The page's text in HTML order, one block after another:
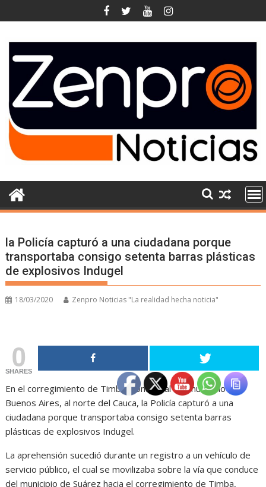
to
la Policía capturó a una ciudadana porque
transportaba consigo setenta barras plásticas
de explosivos Indugel
18/03/2020 Zenpro Noticias "La realidad hecha noticia"
0
SHARES
En el corregimiento de Timba, zona rural del municipio de
Buenos Aires, al norte del Cauca, la Policía capturó a una
ciudadana porque transportaba consigo setenta barras
plásticas de explosivos Indugel.
La aprehensión sucedió durante un registro a un vehículo de
servicio público, el cual se movilizaba sobre la vía que conduce
del municipio de Suárez hacia el corregimiento de Timba,